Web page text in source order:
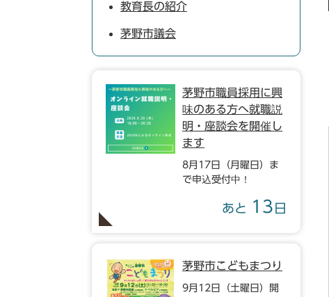
教育長の紹介
茅野市議会
茅野市職員採用に興
味のある方へ就職説
明・座談会を開催し
ます
8月17日（月曜日）ま
で申込受付中！
あと 13 日
茅野市こどもまつり
9月12日（土曜日）開